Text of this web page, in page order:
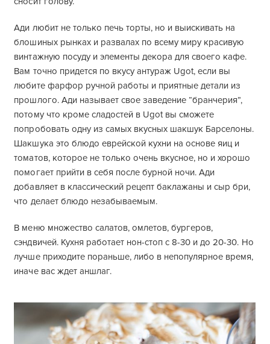
Ади любит не только печь торты, но и выискивать на
блошиных рынках и развалах по всему миру красивую
винтажную посуду и элементы декора для своего кафе.
Вам точно придется по вкусу антураж Ugot, если вы
любите фарфор ручной работы и приятные детали из
прошлого. Ади называет свое заведение “бранчерия”,
потому что кроме сладостей в Ugot вы сможете
попробовать одну из самых вкусных шакшук Барселоны.
Шакшука это блюдо еврейской кухни на основе яиц и
томатов, которое не только очень вкусное, но и хорошо
помогает прийти в себя после бурной ночи. Ади
добавляет в классический рецепт баклажаны и сыр бри,
что делает блюдо незабываемым.
В меню множество салатов, омлетов, бургеров,
сэндвичей. Кухня работает нон-стоп с 8-30 и до 20-30. Но
лучше приходите пораньше, либо в непопулярное время,
иначе вас ждет аншлаг.